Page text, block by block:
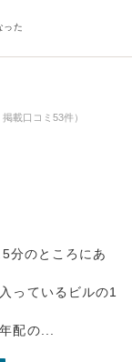
った
載口コミ53件）
分のところにあ
っているビルの1
配の...